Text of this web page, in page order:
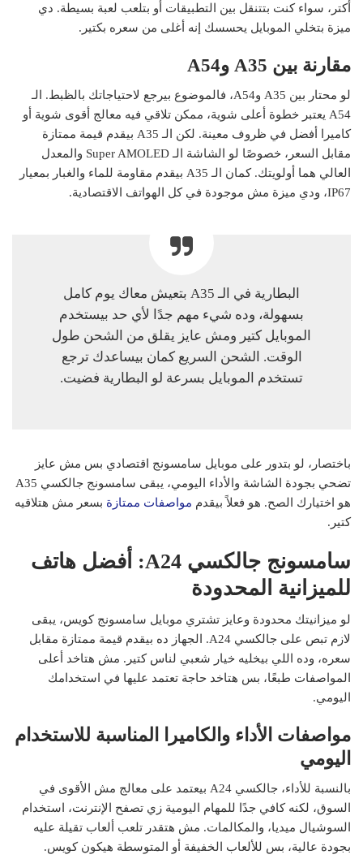
أكتر، سواء كنت بتتنقل بين التطبيقات أو بتلعب لعبة بسيطة. دي
ميزة بتخلي الموبايل يحسسك إنه أغلى من سعره بكتير.
مقارنة بين A35 وA54
لو محتار بين A35 وA54، فالموضوع بيرجع لاحتياجاتك بالظبط. الـ
A54 يعتبر خطوة أعلى شوية، ممكن تلاقي فيه معالج أقوى شوية أو
كاميرا أفضل في ظروف معينة. لكن الـ A35 بيقدم قيمة ممتازة
مقابل السعر، خصوصًا لو الشاشة الـ Super AMOLED والمعدل
العالي هما أولويتك. كمان الـ A35 بيقدم مقاومة للماء والغبار بمعيار
IP67، ودي ميزة مش موجودة في كل الهواتف الاقتصادية.
البطارية في الـ A35 بتعيش معاك يوم كامل
بسهولة، وده شيء مهم جدًا لأي حد بيستخدم
الموبايل كتير ومش عايز يقلق من الشحن طول
الوقت. الشحن السريع كمان بيساعدك ترجع
تستخدم الموبايل بسرعة لو البطارية فضيت.
باختصار، لو بتدور على موبايل سامسونج اقتصادي بس مش عايز
تضحي بجودة الشاشة والأداء اليومي، يبقى سامسونج جالكسي A35
هو اختيارك الصح. هو فعلاً بيقدم مواصفات ممتازة بسعر مش هتلاقيه
كتير.
سامسونج جالكسي A24: أفضل هاتف
للميزانية المحدودة
لو ميزانيتك محدودة وعايز تشتري موبايل سامسونج كويس، يبقى
لازم تبص على جالكسي A24. الجهاز ده بيقدم قيمة ممتازة مقابل
سعره، وده اللي بيخليه خيار شعبي لناس كتير. مش هتاخد أعلى
المواصفات طبعًا، بس هتاخد حاجة تعتمد عليها في استخدامك
اليومي.
مواصفات الأداء والكاميرا المناسبة للاستخدام
اليومي
بالنسبة للأداء، جالكسي A24 بيعتمد على معالج مش الأقوى في
السوق، لكنه كافي جدًا للمهام اليومية زي تصفح الإنترنت، استخدام
السوشيال ميديا، والمكالمات. مش هتقدر تلعب ألعاب تقيلة عليه
بجودة عالية، بس للألعاب الخفيفة أو المتوسطة هيكون كويس.